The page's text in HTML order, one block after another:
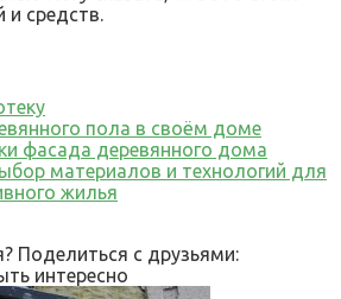
и средств.
пола в своём доме
фасада деревянного дома
материалов и технологий для
жилья
Поделиться с друзьями:
интересно